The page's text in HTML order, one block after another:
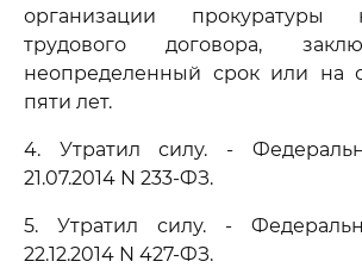
организации прокуратуры
трудового договора,
неопределенный срок или на
пяти лет.
4. Утратил силу. -
21.07.2014 N 233-ФЗ.
5. Утратил силу. -
22.12.2014 N 427-ФЗ.